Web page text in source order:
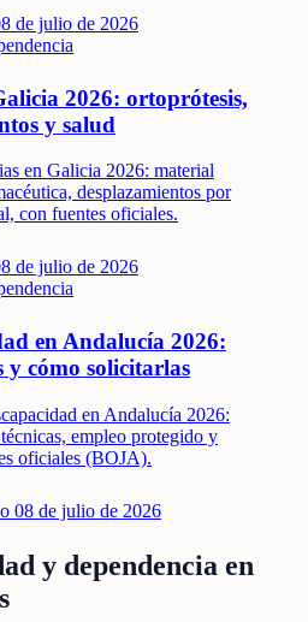
de julio de 2026
2026: ortoprótesis,
y salud
en Galicia 2026: material
desplazamientos por
con fuentes oficiales.
de julio de 2026
en Andalucía 2026:
y cómo solicitarlas
en Andalucía 2026:
empleo protegido y
oficiales (BOJA).
08 de julio de 2026
y dependencia en